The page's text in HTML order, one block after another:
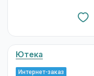
Ютека
Интернет-заказ